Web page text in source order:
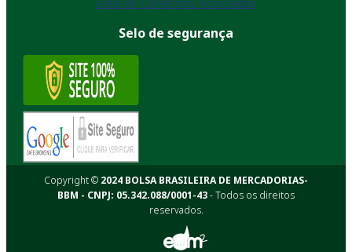
Selo de segurança
Copyright © 2024 BOLSA BRASILEIRA DE MERCADORIAS-
BBM - CNPJ: 05.342.088/0001-43- Todos os direitos
reservados.